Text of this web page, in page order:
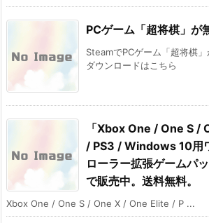
PCゲーム「超将棋」が
SteamでPCゲーム「超将棋」
ダウンロードはこちら
「Xbox One / One S /
/ PS3 / Windows 10用
ローラー拡張ゲームパ
で販売中。送料無料。
Xbox One / One S / One X / One Elite / P ...